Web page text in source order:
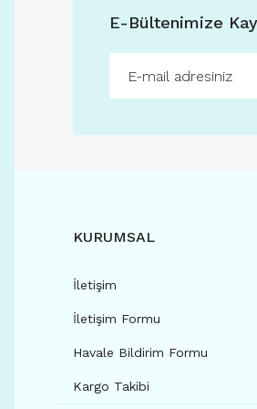
VOGS FASHION 1005 51-19
E-Bültenimize
KURUMSAL
İletişim
İletişim Formu
Havale Bildirim Formu
Kargo Takibi